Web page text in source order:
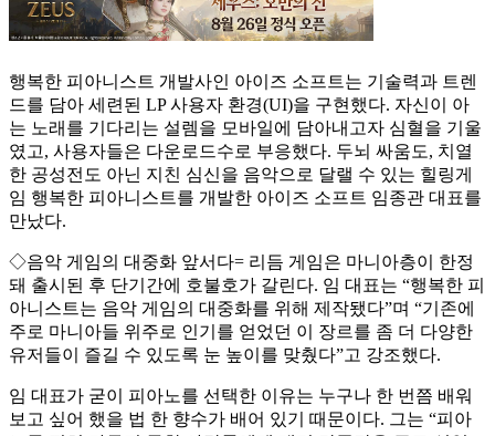
행복한 피아니스트 개발사인 아이즈 소프트는 기술력과 트렌
드를 담아 세련된 LP 사용자 환경(UI)을 구현했다. 자신이 아
는 노래를 기다리는 설렘을 모바일에 담아내고자 심혈을 기울
였고, 사용자들은 다운로드수로 부응했다. 두뇌 싸움도, 치열
한 공성전도 아닌 지친 심신을 음악으로 달랠 수 있는 힐링게
임 행복한 피아니스트를 개발한 아이즈 소프트 임종관 대표를
만났다.
◇음악 게임의 대중화 앞서다= 리듬 게임은 마니아층이 한정
돼 출시된 후 단기간에 호불호가 갈린다. 임 대표는 “행복한 피
아니스트는 음악 게임의 대중화를 위해 제작됐다”며 “기존에
주로 마니아들 위주로 인기를 얻었던 이 장르를 좀 더 다양한
유저들이 즐길 수 있도록 눈 높이를 맞췄다”고 강조했다.
임 대표가 굳이 피아노를 선택한 이유는 누구나 한 번쯤 배워
보고 싶어 했을 법 한 향수가 배어 있기 때문이다. 그는 “피아